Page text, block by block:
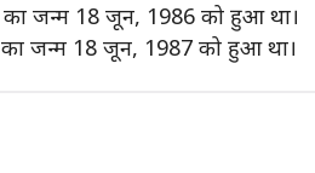
का जन्म 18 जून, 1986 को हुआ था।
का जन्म 18 जून, 1987 को हुआ था।